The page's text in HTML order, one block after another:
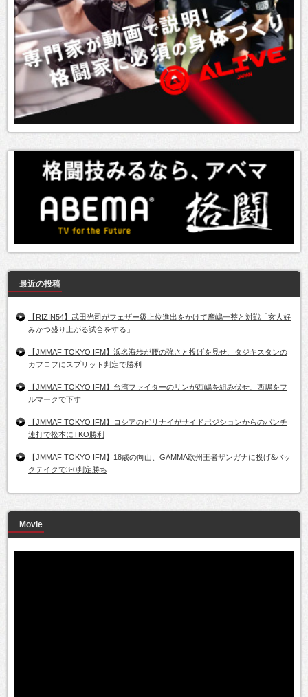
最近の投稿
【RIZIN54】武田光司がフェザー級上位進出をかけて摩嶋一整と対戦「玄人好
みかつ盛り上がる試合をする」
【JMMAF TOKYO IFM】浜名海歩が腰の強さと投げを見せ、タジキスタンの
カフロフにスプリット判定で勝利
【JMMAF TOKYO IFM】台湾ファイターのリンが西嶋を組み伏せ、西嶋をフ
ルマークで下す
【JMMAF TOKYO IFM】ロシアのビリナイがサイドポジションからのパンチ
連打で松本にTKO勝利
【JMMAF TOKYO IFM】18歳の向山、GAMMA欧州王者ザンガナに投げ&バッ
クテイクで3-0判定勝ち
Movie